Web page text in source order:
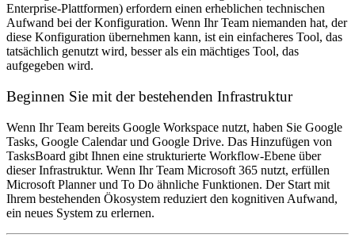
Enterprise-Plattformen) erfordern einen erheblichen technischen
Aufwand bei der Konfiguration. Wenn Ihr Team niemanden hat, der
diese Konfiguration übernehmen kann, ist ein einfacheres Tool, das
tatsächlich genutzt wird, besser als ein mächtiges Tool, das
aufgegeben wird.
Beginnen Sie mit der bestehenden Infrastruktur
Wenn Ihr Team bereits Google Workspace nutzt, haben Sie Google
Tasks, Google Calendar und Google Drive. Das Hinzufügen von
TasksBoard gibt Ihnen eine strukturierte Workflow-Ebene über
dieser Infrastruktur. Wenn Ihr Team Microsoft 365 nutzt, erfüllen
Microsoft Planner und To Do ähnliche Funktionen. Der Start mit
Ihrem bestehenden Ökosystem reduziert den kognitiven Aufwand,
ein neues System zu erlernen.